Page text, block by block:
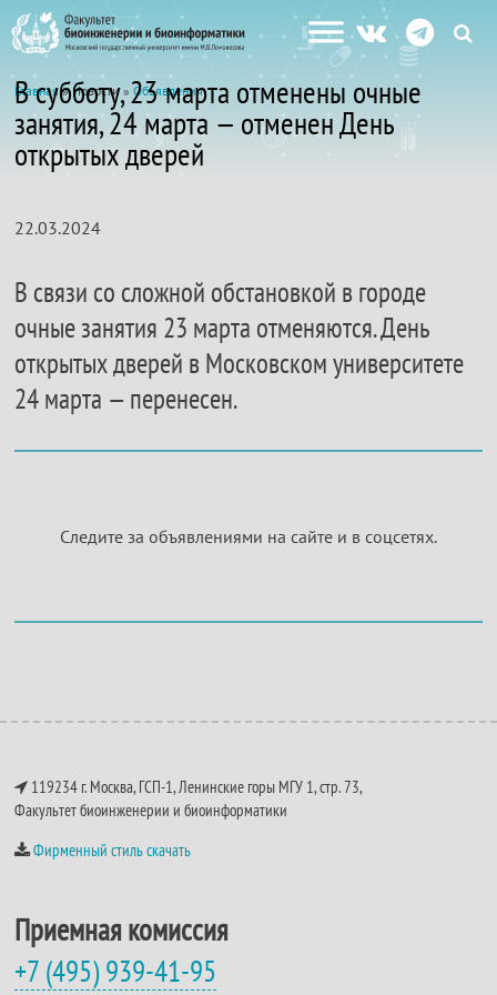
Главная» Новости »Объявления
В субботу, 23 марта отменены очные
занятия, 24 марта — отменен День
открытых дверей
22.03.2024
В связи со сложной обстановкой в городе
очные занятия 23 марта отменяются. День
открытых дверей в Московском университете
24 марта — перенесен.
Следите за объявлениями на сайте и в соцсетях.
119234 г. Москва, ГСП-1, Ленинские горы МГУ 1, стр. 73,
Факультет биоинженерии и биоинформатики
Фирменный стиль скачать
Приемная комиссия
+7 (495) 939-41-95